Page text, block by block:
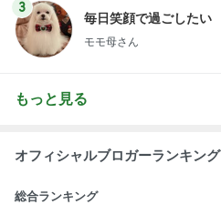
3
毎日笑顔で過ごしたい
モモ母さん
もっと見る
オフィシャルブロガーランキング
総合ランキング